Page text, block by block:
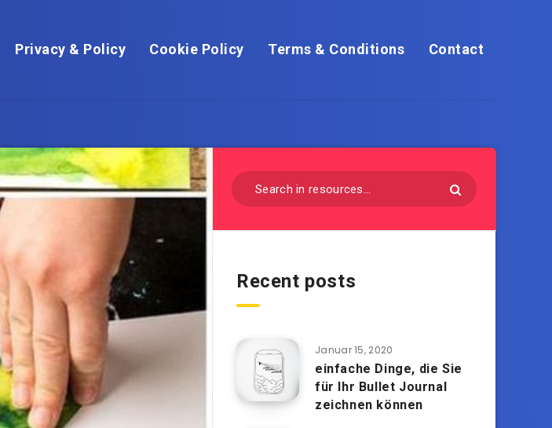
Privacy & Policy Cookie Policy Terms & Conditions Contact
Recent posts
Januar 15, 2020
einfache Dinge, die Sie
für Ihr Bullet Journal
zeichnen können